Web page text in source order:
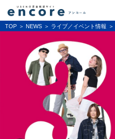
TOP NEWS ライブ／イベント情報